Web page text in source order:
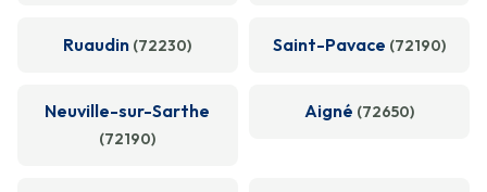
Ruaudin (72230) Saint-Pavace (72190)
Neuville-sur-Sarthe
(72190)
Aigné (72650)